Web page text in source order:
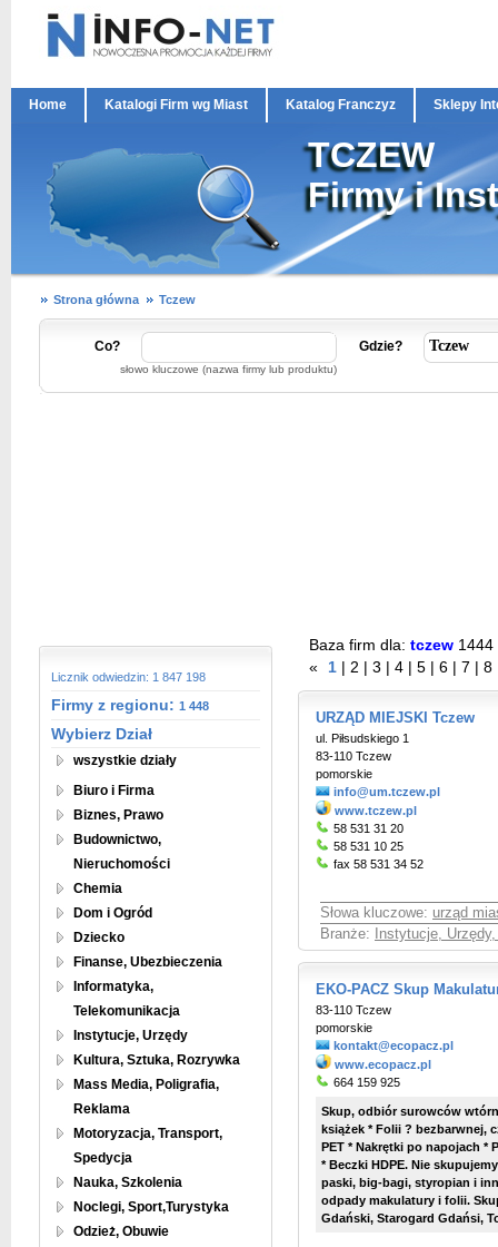
Home Katalogi Firm wg Miast Katalog Franczyz Sklepy
TCZEW
Firmy i
Strona główna Tczew
Co?
słowo kluczowe (nazwa firmy lub produktu)
Gdzie?
Licznik odwiedzin: 1 847 198
Firmy z regionu: 1 448
Wybierz Dział
wszystkie działy
Biuro i Firma
Biznes, Prawo
Budownictwo,
Nieruchomości
Chemia
Dom i Ogród
Dziecko
Finanse, Ubezbieczenia
Informatyka,
Telekomunikacja
Instytucje, Urzędy
Kultura, Sztuka, Rozrywka
Mass Media, Poligrafia,
Reklama
Motoryzacja, Transport,
Spedycja
Nauka, Szkolenia
Noclegi, Sport,Turystyka
Odzież, Obuwie
Baza firm dla: tczew 1444
«
1 2 3 4 5 6 7 8
URZĄD MIEJSKI Tczew
ul. Piłsudskiego 1
83-110 Tczew
pomorskie
info@um.tczew.pl
www.tczew.pl
58 531 31 20
58 531 10 25
fax 58 531 34 52
Słowa kluczowe: urząd
Branże:
Instytucje,
EKO-PACZ Skup
83-110 Tczew
pomorskie
kontakt@ecopacz.pl
www.ecopacz.pl
664 159 925
Skup, odbiór surowców
książek * Folii ? bezbarwnej,
PET * Nakrętki po napojach *
* Beczki HDPE. Nie
paski, big-bagi, styropian i
odpady makulatury i folii.
Gdański, Starogard Gdańsi,